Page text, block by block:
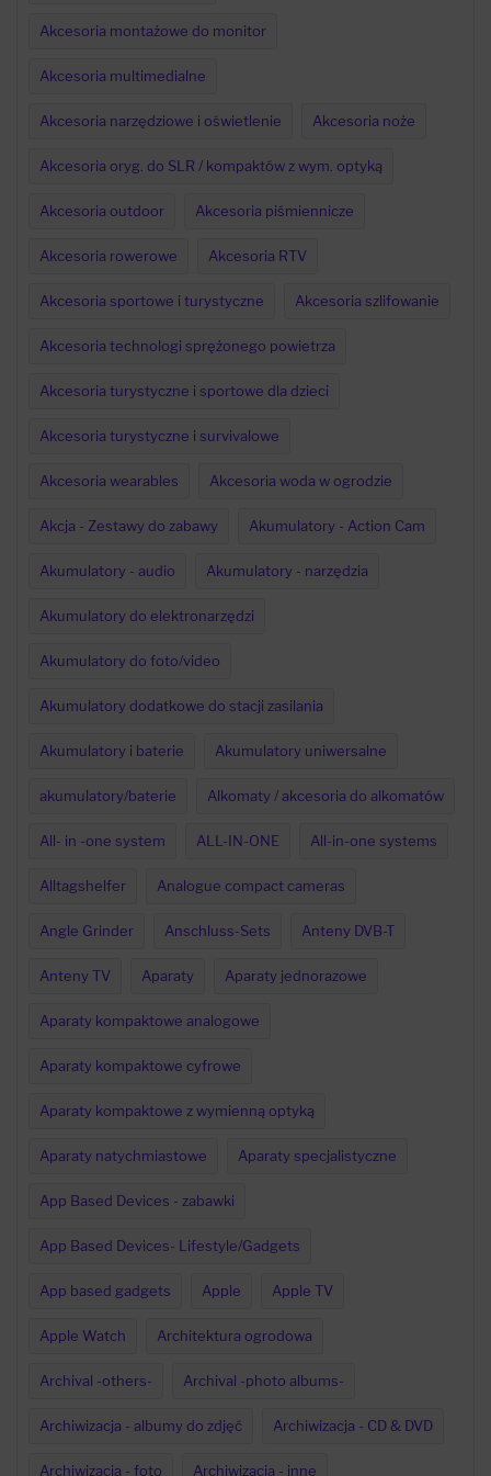
Akcesoria montażowe do monitor
Akcesoria multimedialne
Akcesoria narzędziowe i oświetlenie Akcesoria noże
Akcesoria oryg. do SLR / kompaktów z wym. optyką
Akcesoria outdoor Akcesoria piśmiennicze
Akcesoria rowerowe Akcesoria RTV
Akcesoria sportowe i turystyczne Akcesoria szlifowanie
Akcesoria technologi sprężonego powietrza
Akcesoria turystyczne i sportowe dla dzieci
Akcesoria turystyczne i survivalowe
Akcesoria wearables Akcesoria woda w ogrodzie
Akcja - Zestawy do zabawy Akumulatory - Action Cam
Akumulatory - audio Akumulatory - narzędzia
Akumulatory do elektronarzędzi
Akumulatory do foto/video
Akumulatory dodatkowe do stacji zasilania
Akumulatory i baterie Akumulatory uniwersalne
akumulatory/baterie Alkomaty / akcesoria do alkomatów
All- in -one system ALL-IN-ONE All-in-one systems
Alltagshelfer Analogue compact cameras
Angle Grinder Anschluss-Sets Anteny DVB-T
Anteny TV Aparaty Aparaty jednorazowe
Aparaty kompaktowe analogowe
Aparaty kompaktowe cyfrowe
Aparaty kompaktowe z wymienną optyką
Aparaty natychmiastowe Aparaty specjalistyczne
App Based Devices - zabawki
App Based Devices- Lifestyle/Gadgets
App based gadgets Apple Apple TV
Apple Watch Architektura ogrodowa
Archival -others- Archival -photo albums-
Archiwizacja - albumy do zdjęć Archiwizacja - CD & DVD
Archiwizacja - foto Archiwizacja - inne